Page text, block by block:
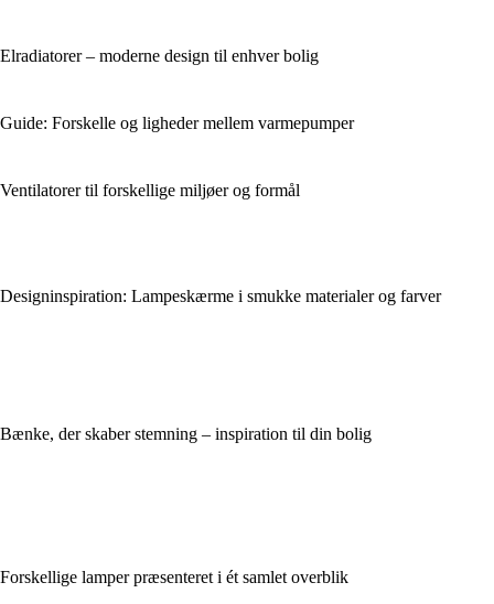
Elradiatorer – moderne design til enhver bolig
Guide: Forskelle og ligheder mellem varmepumper
Ventilatorer til forskellige miljøer og formål
Designinspiration: Lampeskærme i smukke materialer og farver
Bænke, der skaber stemning – inspiration til din bolig
Forskellige lamper præsenteret i ét samlet overblik